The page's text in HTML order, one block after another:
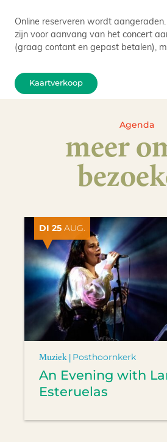
Online reserveren wordt
zijn voor aanvang van het concert
(graag contant en gepast betalen),
Kaartverkoop
Agenda
meer
DI 25 AUG.
Muziek | Posthoornkerk
An Evening with
Esteruelas